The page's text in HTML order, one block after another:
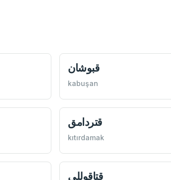
قبوشان
kabuşan
قتردامق
kıtırdamak
قتاقوللی